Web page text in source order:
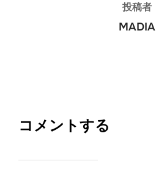
投稿者
MADIA
コメントする